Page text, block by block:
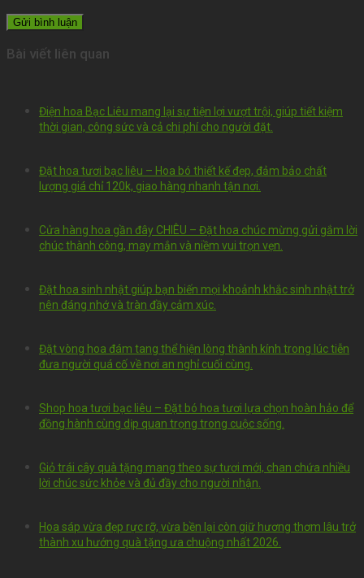
Bài viết liên quan
Điện hoa Bạc Liêu mang lại sự tiện lợi vượt trội, giúp tiết kiệm
thời gian, công sức và cả chi phí cho người đặt.
Đặt hoa tươi bạc liêu – Hoa bó thiết kế đẹp, đảm bảo chất
lượng giá chỉ 120k, giao hàng nhanh tận nơi.
Cửa hàng hoa gần đây CHIÊU – Đặt hoa chúc mừng gửi gắm lời
chúc thành công, may mắn và niềm vui trọn vẹn.
Đặt hoa sinh nhật giúp bạn biến mọi khoảnh khắc sinh nhật trở
nên đáng nhớ và tràn đầy cảm xúc.
Đặt vòng hoa đám tang thể hiện lòng thành kính trong lúc tiễn
đưa người quá cố về nơi an nghỉ cuối cùng.
Shop hoa tươi bạc liêu – Đặt bó hoa tươi lựa chọn hoàn hảo để
đồng hành cùng dịp quan trọng trong cuộc sống.
Giỏ trái cây quà tặng mang theo sự tươi mới, chan chứa nhiều
lời chúc sức khỏe và đủ đầy cho người nhận.
Hoa sáp vừa đẹp rực rỡ, vừa bền lại còn giữ hương thơm lâu trở
thành xu hướng quà tặng ưa chuộng nhất 2026.